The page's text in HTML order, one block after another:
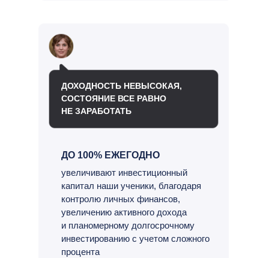
ДОХОДНОСТЬ НЕВЫСОКАЯ,
СОСТОЯНИЕ ВСЕ РАВНО
НЕ ЗАРАБОТАТЬ
ДО 100% ЕЖЕГОДНО
увеличивают инвестиционный
капитал наши ученики, благодаря
контролю личных финансов,
увеличению активного дохода
и планомерному долгосрочному
инвестированию с учетом сложного
процента